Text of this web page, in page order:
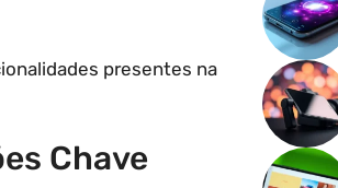
presentes na
Chave